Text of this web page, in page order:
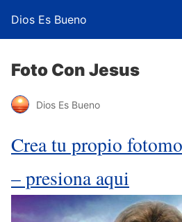
Dios Es Bueno
Foto Con Jesus
Dios Es Bueno
Crea tu propio
– presiona aqui